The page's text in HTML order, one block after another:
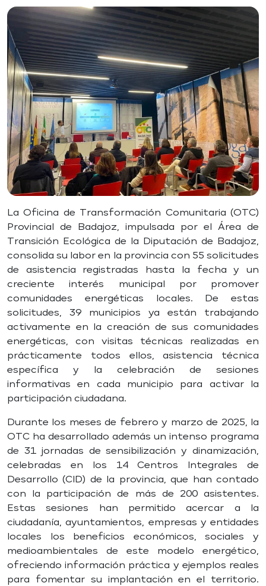
La Oficina de Transformación Comunitaria (OTC)
Provincial de Badajoz, impulsada por el Área de
Transición Ecológica de la Diputación de Badajoz,
consolida su labor en la provincia con 55 solicitudes
de asistencia registradas hasta la fecha y un
creciente interés municipal por promover
comunidades energéticas locales. De estas
solicitudes, 39 municipios ya están trabajando
activamente en la creación de sus comunidades
energéticas, con visitas técnicas realizadas en
prácticamente todos ellos, asistencia técnica
específica y la celebración de sesiones
informativas en cada municipio para activar la
participación ciudadana.
Durante los meses de febrero y marzo de 2025, la
OTC ha desarrollado además un intenso programa
de 31 jornadas de sensibilización y dinamización,
celebradas en los 14 Centros Integrales de
Desarrollo (CID) de la provincia, que han contado
con la participación de más de 200 asistentes.
Estas sesiones han permitido acercar a la
ciudadanía, ayuntamientos, empresas y entidades
locales los beneficios económicos, sociales y
medioambientales de este modelo energético,
ofreciendo información práctica y ejemplos reales
para fomentar su implantación en el territorio.